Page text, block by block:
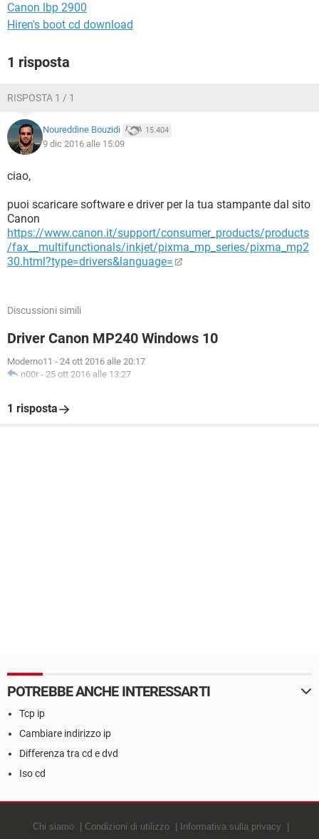
Canon lbp 2900
Hiren's boot cd download
1 risposta
RISPOSTA 1 / 1
Noureddine Bouzidi 15.404
9 dic 2016 alle 15:09
ciao,
puoi scaricare software e driver per la tua stampante dal sito
Canon
https://www.canon.it/support/consumer_products/products
/fax__multifunctionals/inkjet/pixma_mp_series/pixma_mp2
30.html?type=drivers&language=
Discussioni simili
Driver Canon MP240 Windows 10
Moderno11 - 24 ott 2016 alle 20:17
n00r - 25 ott 2016 alle 13:27
1 risposta
POTREBBE ANCHE INTERESSARTI
Tcp ip
Cambiare indirizzo ip
Differenza tra cd e dvd
Iso cd
Chi siamo Condizioni di utilizzo Informativa sulla privacy